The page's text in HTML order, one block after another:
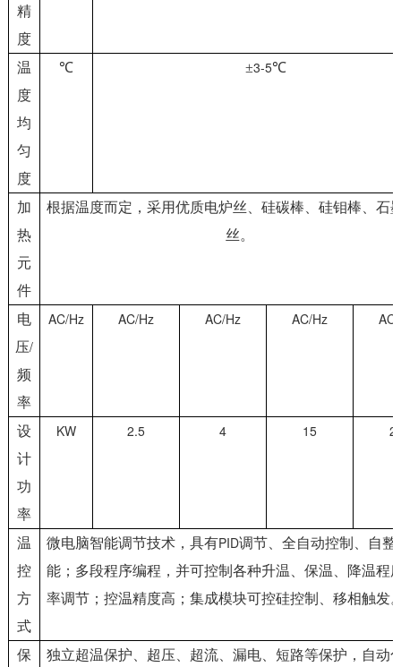
精
度
温
度
均
匀
度
℃ ±3-5℃
加
热
元
件
根据温度而定，采用优质电炉丝、硅碳棒、硅钼棒、石
丝。
电
压/
频
率
AC/Hz AC/Hz AC/Hz AC/Hz
设
计
功
率
KW 2.5 4 15
温
控
方
式
微电脑智能调节技术，具有PID调节、全自动控制、自整
能；多段程序编程，并可控制各种升温、保温、降温程
率调节；控温精度高；集成模块可控硅控制、移相触发
保
独立超温保护、超压、超流、漏电、短路等保护，自动